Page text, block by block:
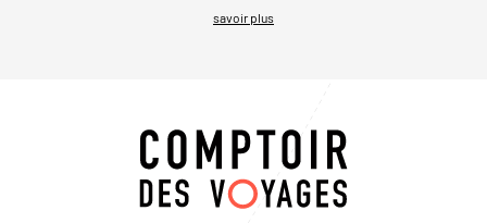
savoir plus